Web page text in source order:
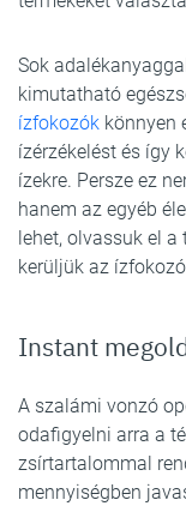
Sok
kimutatható
ízfokozók könnyen
ízérzékelést és így
ízekre. Persze ez
hanem az egyéb
lehet, olvassuk el
kerüljük az
Instant
A szalámi vonzó
odafigyelni arra a
zsírtartalommal
mennyiségben